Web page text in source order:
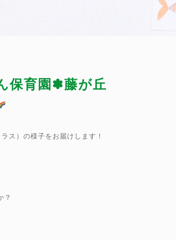
保育園✽藤が丘
ス）の様子をお届けします！
？